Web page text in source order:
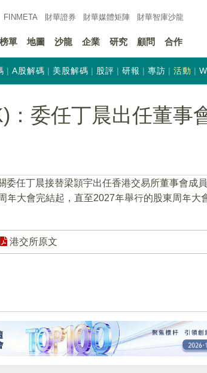
FINMETA 財華證券 財華媒體矩陣 財華智庫沙龍
榜單 地圖 沙龍 企業 研究 顧問 合作
A股解碼 美股解碼 股評 研報 專訪 活動
：委任丁晨出任董事
委任丁晨接替梁頴宇出任香港交易所董事會成
年大會完結起，直至2027年舉行的股東周年大
港交所原文